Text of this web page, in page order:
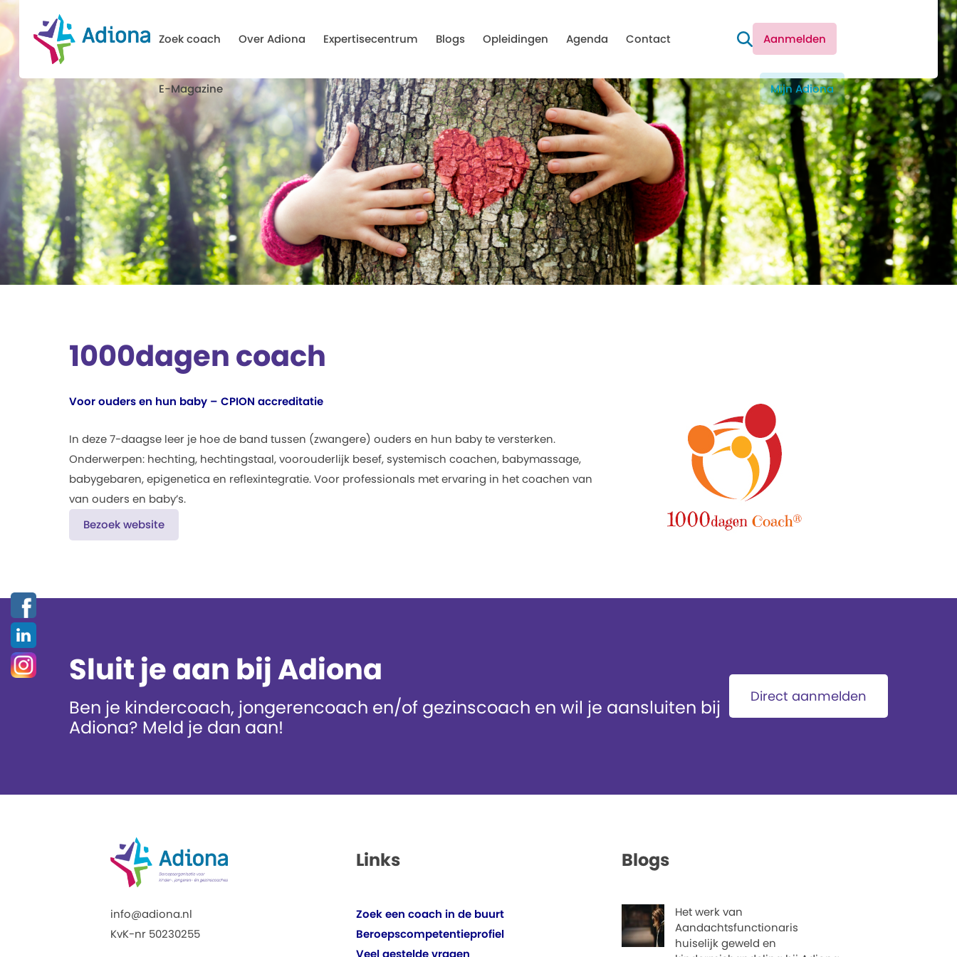
Zoek coach Over Adiona Expertisecentrum Blogs Opleidingen Agenda Contact
E-Magazine
Aanmelden
Mijn Adiona
1000dagen coach
Voor ouders en hun baby – CPION accreditatie
In deze 7-daagse leer je hoe de band tussen (zwangere) ouders en hun baby te versterken.
Onderwerpen: hechting, hechtingstaal, voorouderlijk besef, systemisch coachen, babymassage,
babygebaren, epigenetica en reflexintegratie. Voor professionals met ervaring in het coachen van
van ouders en baby’s.
Bezoek website
Sluit je aan bij Adiona
Ben je kindercoach, jongerencoach en/of gezinscoach en wil je aansluiten bij
Adiona? Meld je dan aan!
Direct aanmelden
info@adiona.nl
KvK-nr 50230255
Links
Zoek een coach in de buurt
Beroepscompetentieprofiel
Veel gestelde vragen
Blogs
Het werk van
Aandachtsfunctionaris
huiselijk geweld en